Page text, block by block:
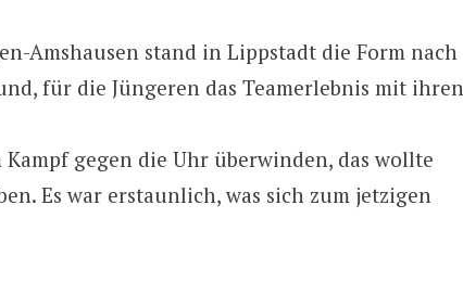
Amshausen stand in Lippstadt die Form nach
für die Jüngeren das Teamerlebnis mit ihren
gegen die Uhr überwinden, das wollte
Es war erstaunlich, was sich zum jetzigen